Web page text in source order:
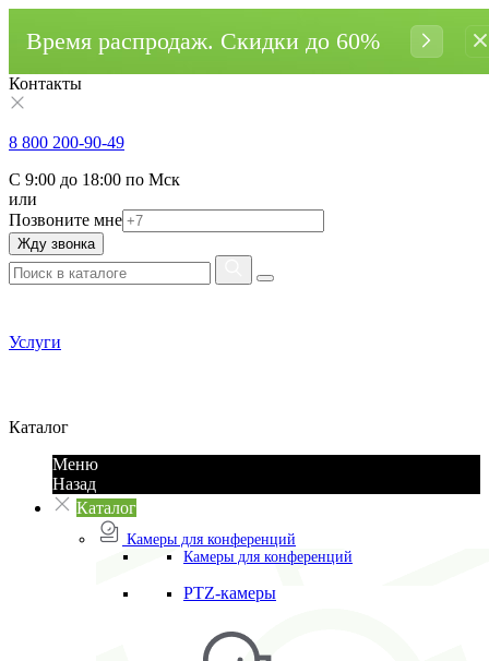
Время распродаж. Cкидки до 60%
Контакты
8 800 200-90-49
С 9:00 до 18:00 по Мск
или
Позвоните мне
Жду звонка
Услуги
Каталог
Меню
Назад
Каталог
Камеры для конференций
Камеры для конференций
PTZ-камеры